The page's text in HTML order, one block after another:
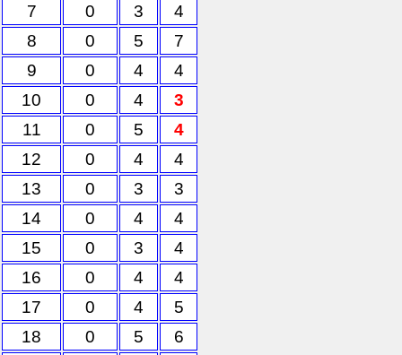
7
0 3
4
8
0 5
7
9
0 4
4
10
0 4
3
11
0 5
4
12
0 4
4
13
0 3
3
14
0 4
4
15
0 3
4
16
0 4
4
17
0 4
5
18
0 5
6